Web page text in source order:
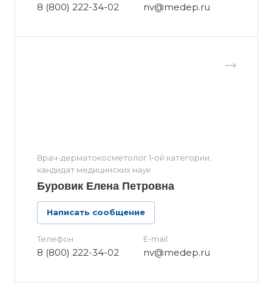
8 (800) 222-34-02 nv@medep.ru
Врач-дерматокосметолог 1-ой категории,
кандидат медицинских наук
Буровик Елена Петровна
Написать сообщение
Телефон
8 (800) 222-34-02
E-mail
nv@medep.ru